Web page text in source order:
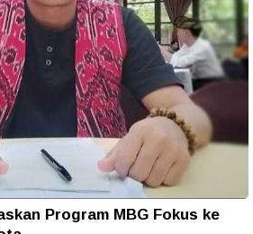
Program MBG Fokus ke